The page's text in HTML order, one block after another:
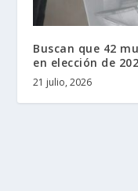
Buscan que 42
en elección de
21 julio, 2026